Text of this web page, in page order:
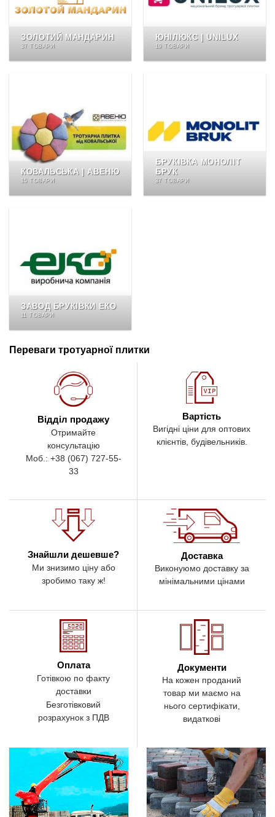
ЗОЛОТИЙ МАНДАРИН
37 ТОВАРИ
ЮНІЛЮКС | UNILUX
19 ТОВАРИ
КОВАЛЬСЬКА | АВЕНЮ
15 ТОВАРИ
БРУКІВКА МОНОЛІТ
БРУК
37 ТОВАРИ
ЗАВОД БРУКІВКИ ЕКО
11 ТОВАРИ
Переваги тротуарної плитки
Відділ продажу
Отримайте
консультацію
Моб.: +38 (067) 727-55-
33
Вартість
Вигідні ціни для оптових
клієнтів, будівельників.
Знайшли дешевше?
Ми знизимо ціну або
зробимо таку ж!
Доставка
Виконуюмо доставку за
мінімальними цінами
Оплата
Готівкою по факту
доставки
Безготівковий
розрахунок з ПДВ
Документи
На кожен проданий
товар ми маємо на
нього сертифікати,
видаткові